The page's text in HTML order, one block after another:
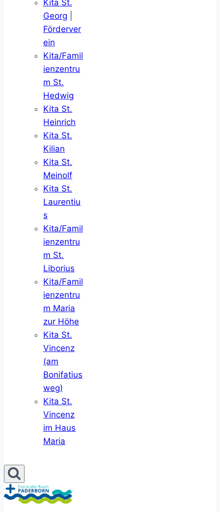
Kita St.
Georg
Förderver
ein
Kita/Famil
ienzentru
m St.
Hedwig
Kita St.
Heinrich
Kita St.
Kilian
Kita St.
Meinolf
Kita St.
Laurentiu
s
Kita/Famil
ienzentru
m St.
Liborius
Kita/Famil
ienzentru
m Maria
zur Höhe
Kita St.
Vincenz
(am
Bonifatius
weg)
Kita St.
Vincenz
im Haus
Maria